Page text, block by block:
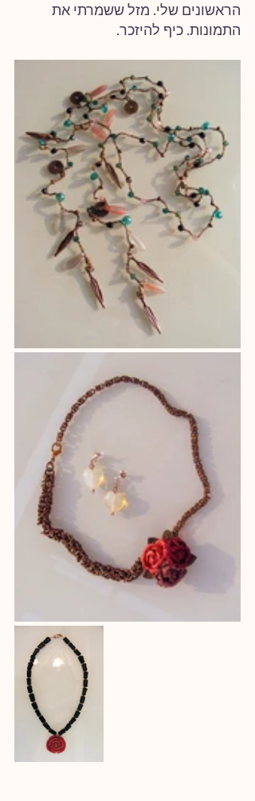
הראשונים שלי. מזל ששמרתי את
התמונות. כיף להיזכר.